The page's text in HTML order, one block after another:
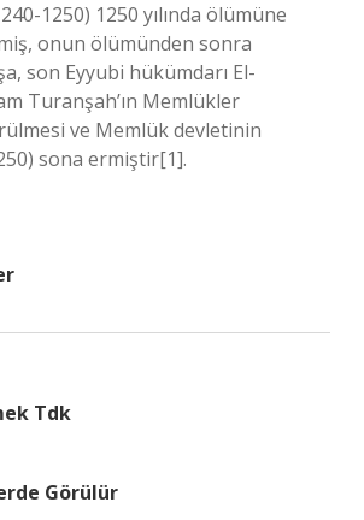
1250) 1250 yılında ölümüne
onun ölümünden sonra
son Eyyubi hükümdarı El-
Turanşah’ın Memlükler
ve Memlük devletinin
sona ermiştir[1].
Tdk
Görülür